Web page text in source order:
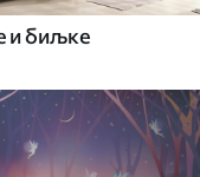
и биљке